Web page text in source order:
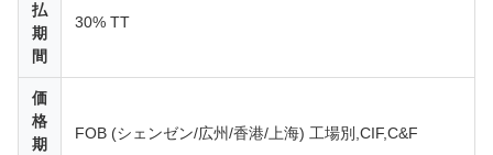
払
期
間
30% TT
価
格
期
FOB (シェンゼン/広州/香港/上海) 工場別,CIF,C&F